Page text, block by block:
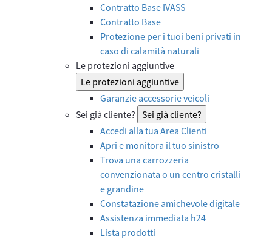
Contratto Base IVASS
Contratto Base
Protezione per i tuoi beni privati in
caso di calamità naturali
Le protezioni aggiuntive
Le protezioni aggiuntive
Garanzie accessorie veicoli
Sei già cliente? Sei già cliente?
Accedi alla tua Area Clienti
Apri e monitora il tuo sinistro
Trova una carrozzeria
convenzionata o un centro cristalli
e grandine
Constatazione amichevole digitale
Assistenza immediata h24
Lista prodotti